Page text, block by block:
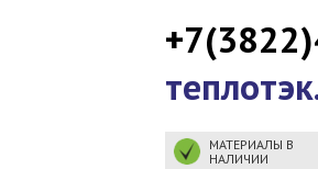
МАТЕРИАЛЫ В
НАЛИЧИИ